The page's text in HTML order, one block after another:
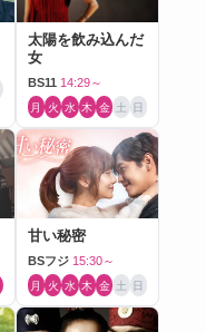
太陽を飲み込んだ
女
BS11 14:29～
月 火 水 木 金 土 日
甘い秘密
BSフジ 15:30～
月 火 水 木 金 土 日